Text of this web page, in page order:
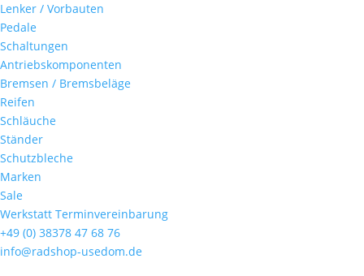
Lenker / Vorbauten
Pedale
Schaltungen
Antriebskomponenten
Bremsen / Bremsbeläge
Reifen
Schläuche
Ständer
Schutzbleche
Marken
Sale
Werkstatt Terminvereinbarung
+49 (0) 38378 47 68 76
info@radshop-usedom.de